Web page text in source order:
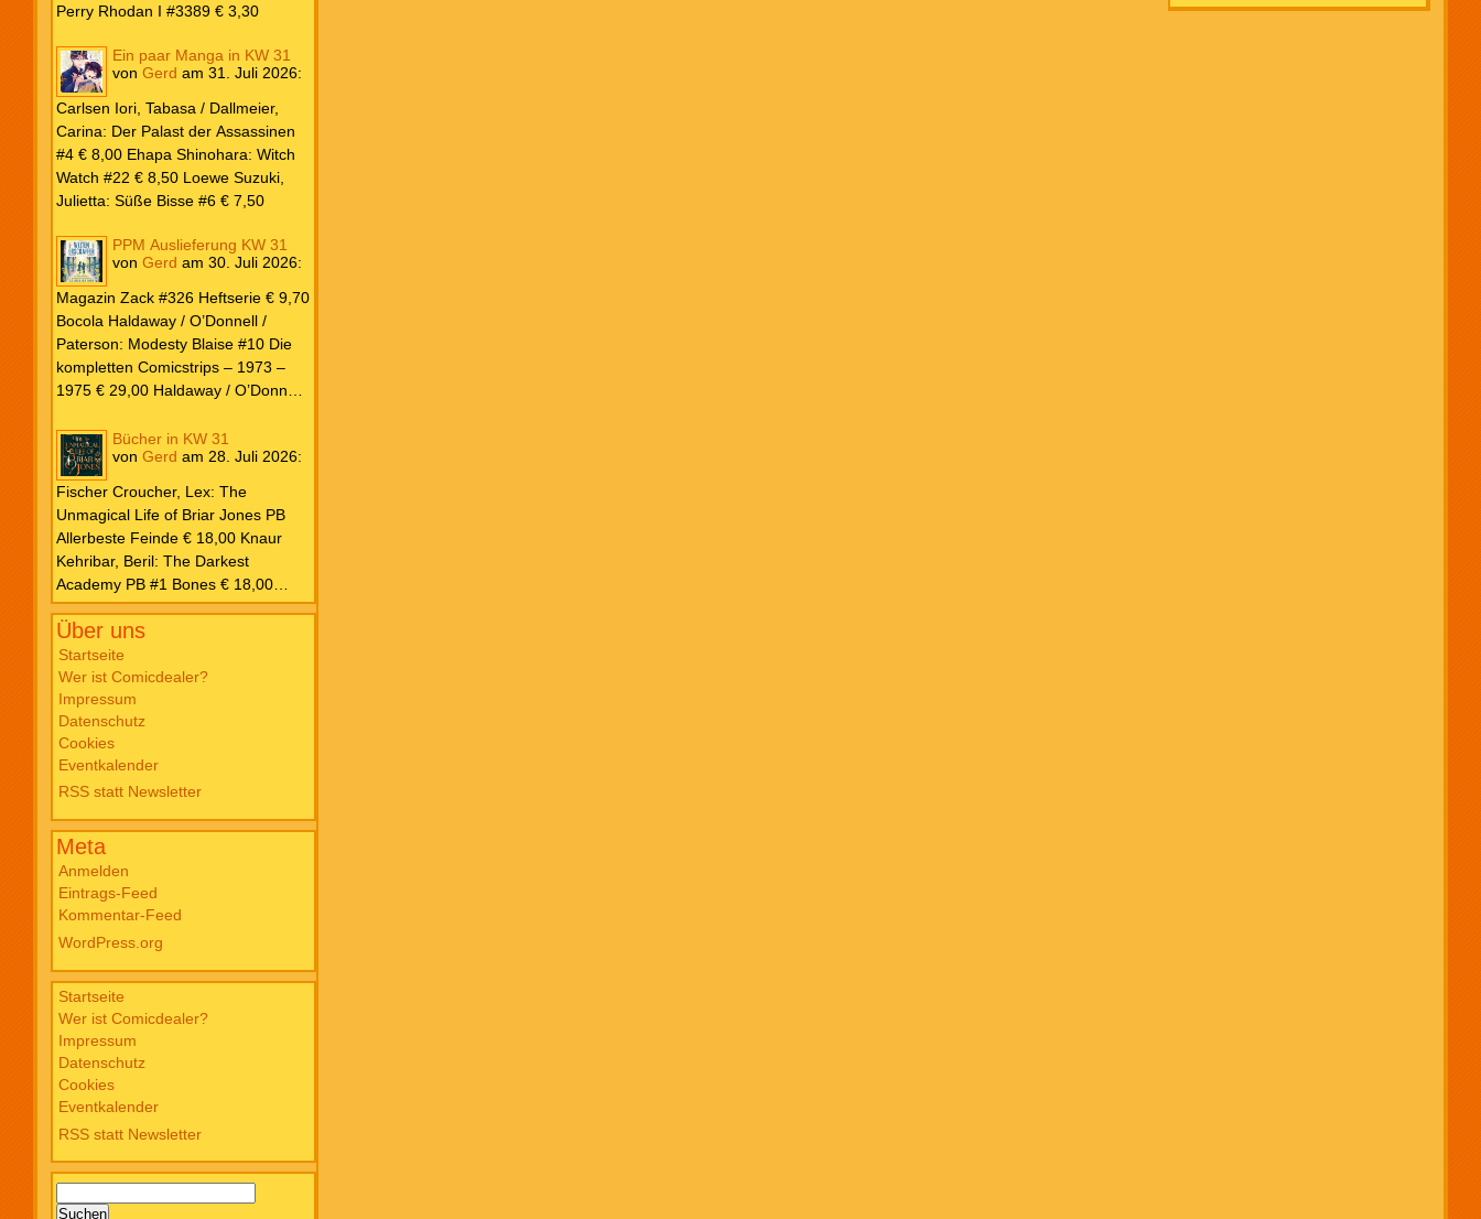
Perry Rhodan I #3389 € 3,30
Ein paar Manga in KW 31
von Gerd am 31. Juli 2026:
Carlsen Iori, Tabasa / Dallmeier,
Carina: Der Palast der Assassinen
#4 € 8,00 Ehapa Shinohara: Witch
Watch #22 € 8,50 Loewe Suzuki,
Julietta: Süße Bisse #6 € 7,50
PPM Auslieferung KW 31
von Gerd am 30. Juli 2026:
Magazin Zack #326 Heftserie € 9,70
Bocola Haldaway / O’Donnell /
Paterson: Modesty Blaise #10 Die
kompletten Comicstrips – 1973 –
1975 € 29,00 Haldaway / O’Donnell
kompletten Comicstrips – 1972 –
1973 € 29,00 Knesebeck Hendrix,
John: Die Weltenerschaffer Die
fantastische Freundschaft von C.S.
Lewis & J.R.R. Tolkien € 30,00
Weissblech Luba Wolfsschwanz #22
€ 4,90 Horror Schocker #81 € 4,90
Bücher in KW 31
von Gerd am 28. Juli 2026:
Fischer Croucher, Lex: The
Unmagical Life of Briar Jones PB
Allerbeste Feinde € 18,00 Knaur
Kehribar, Beril: The Darkest
Academy PB #1 Bones € 18,00
Lübbe Odette, Tessonja: Fair Isle
Trilogie PB #3 To Spark a Fae War €
18,00 Bramble Hardcover Priest: Lie
Huo Jiao Chou HC #1 Drowning
Sorrows in Raging Fire € 25,00
Carlsen Davon, Isla: Blackened
Blade PB #3 Of Blackened Blood €
18,00
Über uns
Startseite
Wer ist Comicdealer?
Impressum
Datenschutz
Cookies
Eventkalender
RSS statt Newsletter
Meta
Anmelden
Eintrags-Feed
Kommentar-Feed
WordPress.org
Startseite
Wer ist Comicdealer?
Impressum
Datenschutz
Cookies
Eventkalender
RSS statt Newsletter
nach: